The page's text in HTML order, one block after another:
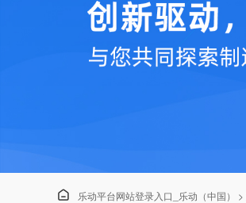
 乐动平台网站登录入口_乐动（中国） >